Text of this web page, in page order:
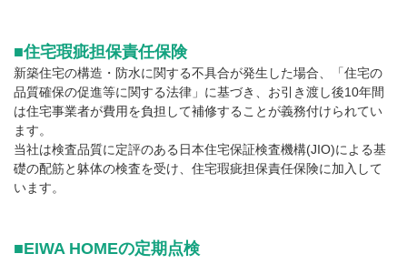
■住宅瑕疵担保責任保険
新築住宅の構造・防水に関する不具合が発生した場合、「住宅の
品質確保の促進等に関する法律」に基づき、お引き渡し後10年間
は住宅事業者が費用を負担して補修することが義務付けられてい
ます。
当社は検査品質に定評のある日本住宅保証検査機構(JIO)による基
礎の配筋と躰体の検査を受け、住宅瑕疵担保責任保険に加入して
います。
■EIWA HOMEの定期点検